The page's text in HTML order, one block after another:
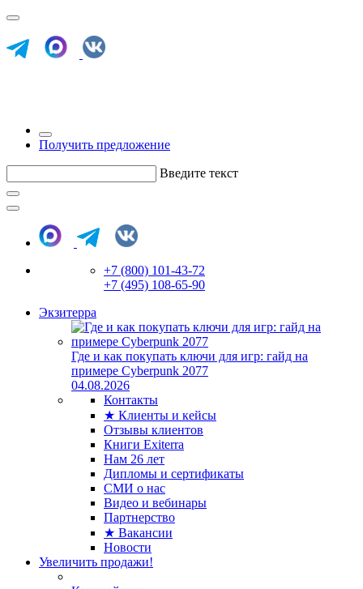
Получить предложение
Введите текст
+7 (800) 101-43-72
+7 (495) 108-65-90
Экзитерра
Где и как покупать ключи для игр: гайд на
примере Cyberpunk 2077
04.08.2026
Контакты
★ Клиенты и кейсы
Отзывы клиентов
Книги Exiterra
Нам 26 лет
Дипломы и сертификаты
СМИ о нас
Видео и вебинары
Партнерство
★ Вакансии
Новости
Увеличить продажи!